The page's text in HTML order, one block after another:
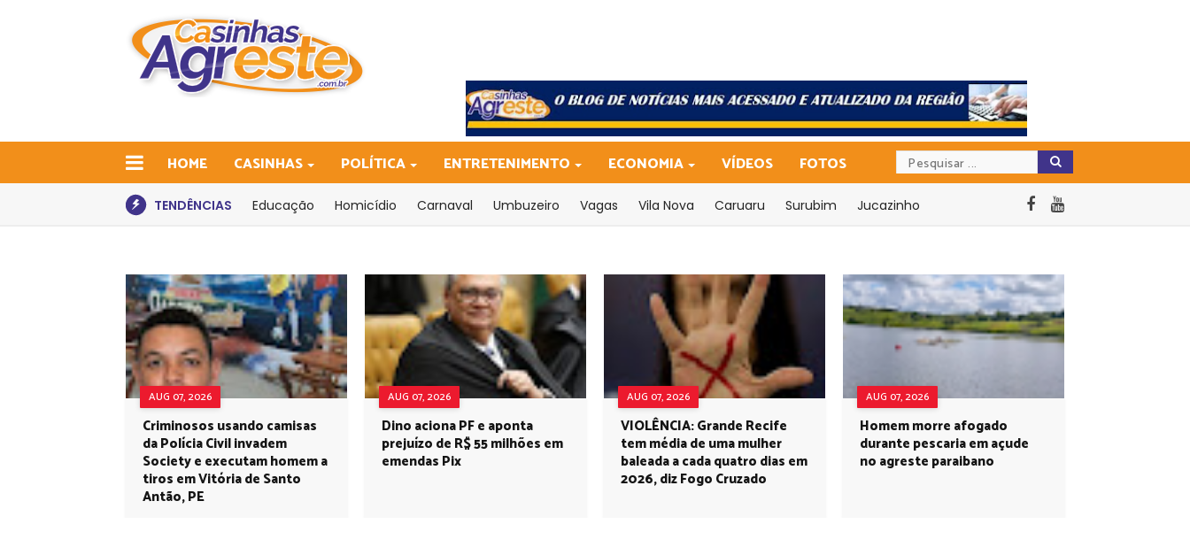
HOME CASINHAS POLÍTICA ENTRETENIMENTO ECONOMIA VÍDEOS FOTOS
TENDÊNCIAS Educação Homicídio Carnaval Umbuzeiro Vagas Vila Nova Caruaru Surubim Jucazinho
AUG 07, 2026
Criminosos usando camisas
da Polícia Civil invadem
Society e executam homem a
tiros em Vitória de Santo
Antão, PE
AUG 07, 2026
Dino aciona PF e aponta
prejuízo de R$ 55 milhões em
emendas Pix
AUG 07, 2026
VIOLÊNCIA: Grande Recife
tem média de uma mulher
baleada a cada quatro dias em
2026, diz Fogo Cruzado
AUG 07, 2026
Homem morre afogado
durante pescaria em açude
no agreste paraibano